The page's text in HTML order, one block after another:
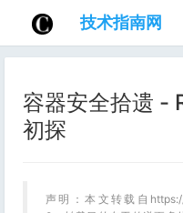
技术指南网
容器安全拾遗 -
初探
声明：本文转载自